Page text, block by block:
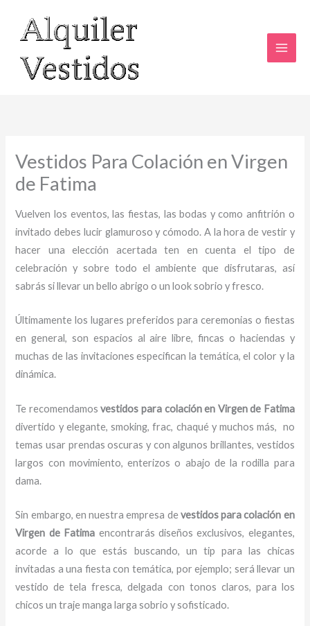
contenido
Vestidos Para Colación en Virgen
de Fatima
Vuelven los eventos, las fiestas, las bodas y como anfitrión o
invitado debes lucir glamuroso y cómodo. A la hora de vestir y
hacer una elección acertada ten en cuenta el tipo de
celebración y sobre todo el ambiente que disfrutaras, así
sabrás si llevar un bello abrigo o un look sobrio y fresco.
Últimamente los lugares preferidos para ceremonias o fiestas
en general, son espacios al aire libre, fincas o haciendas y
muchas de las invitaciones especifican la temática, el color y la
dinámica.
Te recomendamosvestidos para colación en Virgen de Fatima
divertido y elegante, smoking, frac, chaqué y muchos más, no
temas usar prendas oscuras y con algunos brillantes, vestidos
largos con movimiento, enterizos o abajo de la rodilla para
dama.
Sin embargo, en nuestra empresa devestidos paracolación en
Virgen de Fatima encontrarás diseños exclusivos, elegantes,
acorde a lo que estás buscando, un tip para las chicas
invitadas a una fiesta con temática, por ejemplo; será llevar un
vestido de tela fresca, delgada con tonos claros, para los
chicos un traje manga larga sobrio y sofisticado.